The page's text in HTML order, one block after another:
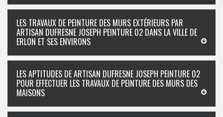
LES TRAVAUX DE PEINTURE DES MURS EXTÉRIEURS PAR
ARTISAN DUFRESNE JOSEPH PEINTURE 02 DANS LA VILLE DE
ERLON ET SES ENVIRONS
LES APTITUDES DE ARTISAN DUFRESNE JOSEPH PEINTURE 02
POUR EFFECTUER LES TRAVAUX DE PEINTURE DES MURS DES
MAISONS